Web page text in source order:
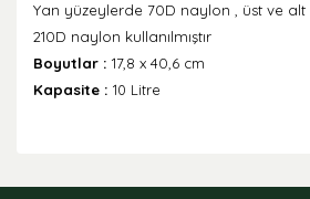
Yan yüzeylerde 70D naylon , üst ve
210D naylon kullanılmıştır
Boyutlar : 17,8 x 40,6 cm
Kapasite : 10 Litre
formunu kullanarak tarafımıza